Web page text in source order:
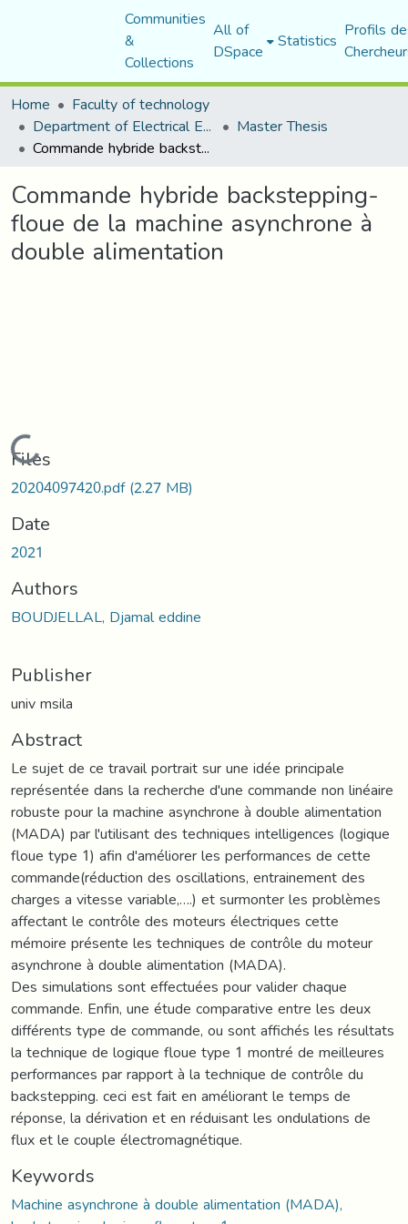
Communities
&
Collections
All of
DSpace Statistics Profils
Home
Faculty of technology
Department of Electrical Engineering Master Thesis
Commande hybride backstepping-floue de la machine asynchrone à double alimentation
Commande hybride backstepping-
floue de la machine asynchrone à
double alimentation
Loading...
Files
20204097420.pdf(2.27 MB)
Date
2021
Authors
BOUDJELLAL, Djamal eddine
Publisher
univ msila
Abstract
Le sujet de ce travail portrait sur une idée principale
représentée dans la recherche d'une commande non linéaire
robuste pour la machine asynchrone à double alimentation
(MADA) par l'utilisant des techniques intelligences (logique
floue type 1) afin d'améliorer les performances de cette
commande(réduction des oscillations, entrainement des
charges a vitesse variable,….) et surmonter les problèmes
affectant le contrôle des moteurs électriques cette
mémoire présente les techniques de contrôle du moteur
asynchrone à double alimentation (MADA).
Des simulations sont effectuées pour valider chaque
commande. Enfin, une étude comparative entre les deux
différents type de commande, ou sont affichés les résultats
la technique de logique floue type 1 montré de meilleures
performances par rapport à la technique de contrôle du
backstepping. ceci est fait en améliorant le temps de
réponse, la dérivation et en réduisant les ondulations de
flux et le couple électromagnétique.
Keywords
Machine asynchrone à double alimentation (MADA),